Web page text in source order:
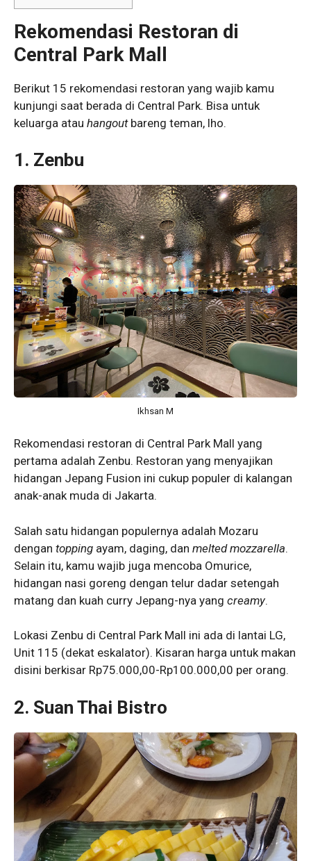
Rekomendasi Restoran di
Central Park Mall
Berikut 15 rekomendasi restoran yang wajib kamu
kunjungi saat berada di Central Park. Bisa untuk
keluarga atau hangoutbareng teman, lho.
1. Zenbu
Ikhsan M
Rekomendasi restoran di Central Park Mall yang
pertama adalah Zenbu. Restoran yang menyajikan
hidangan Jepang Fusion ini cukup populer di kalangan
anak-anak muda di Jakarta.
Salah satu hidangan populernya adalah Mozaru
dengan topping ayam, daging, dan melted mozzarella.
Selain itu, kamu wajib juga mencoba Omurice,
hidangan nasi goreng dengan telur dadar setengah
matang dan kuah curry Jepang-nya yang creamy.
Lokasi Zenbu di Central Park Mall ini ada di lantai LG,
Unit 115 (dekat eskalator). Kisaran harga untuk makan
disini berkisar Rp75.000,00-Rp100.000,00 per orang.
2. Suan Thai Bistro